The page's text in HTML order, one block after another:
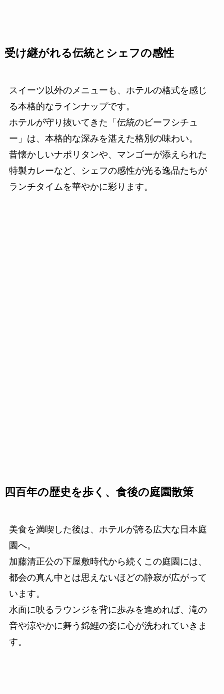
受け継がれる伝統とシェフの感性
スイーツ以外のメニューも、ホテルの格式を感じ
る本格的なラインナップです。
ホテルが守り抜いてきた「伝統のビーフシチュ
ー」は、本格的な深みを湛えた格別の味わい。
昔懐かしいナポリタンや、マンゴーが添えられた
特製カレーなど、シェフの感性が光る逸品たちが
ランチタイムを華やかに彩ります。
四百年の歴史を歩く、食後の庭園散策
美食を満喫した後は、ホテルが誇る広大な日本庭
園へ。
加藤清正公の下屋敷時代から続くこの庭園には、
都会の真ん中とは思えないほどの静寂が広がって
います。
水面に映るラウンジを背に歩みを進めれば、滝の
音や涼やかに舞う錦鯉の姿に心が洗われていきま
す。